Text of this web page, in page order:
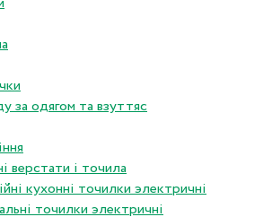
за одягом та взуттяс
верстати і точила
кухоннi точилки электричнi
точилки электричнi